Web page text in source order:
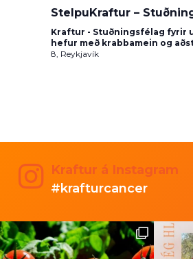
StelpuKraftur –
Kraftur - Stuðningsfélag fyrir
hefur með krabbamein og
8, Reykjavík
Kraftur á Instagram
#krafturcancer